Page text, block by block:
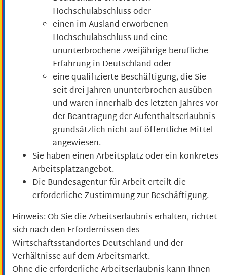
Hochschulabschluss oder
einen im Ausland erworbenen
Hochschulabschluss und eine
ununterbrochene zweijährige berufliche
Erfahrung in Deutschland oder
eine qualifizierte Beschäftigung, die Sie
seit drei Jahren ununterbrochen ausüben
und waren innerhalb des letzten Jahres vor
der Beantragung der Aufenthaltserlaubnis
grundsätzlich nicht auf öffentliche Mittel
angewiesen.
Sie haben einen Arbeitsplatz oder ein konkretes
Arbeitsplatzangebot.
Die Bundesagentur für Arbeit erteilt die
erforderliche Zustimmung zur Beschäftigung.
Hinweis: Ob Sie die Arbeitserlaubnis erhalten, richtet
sich nach den Erfordernissen des
Wirtschaftsstandortes Deutschland und der
Verhältnisse auf dem Arbeitsmarkt.
Ohne die erforderliche Arbeitserlaubnis kann Ihnen